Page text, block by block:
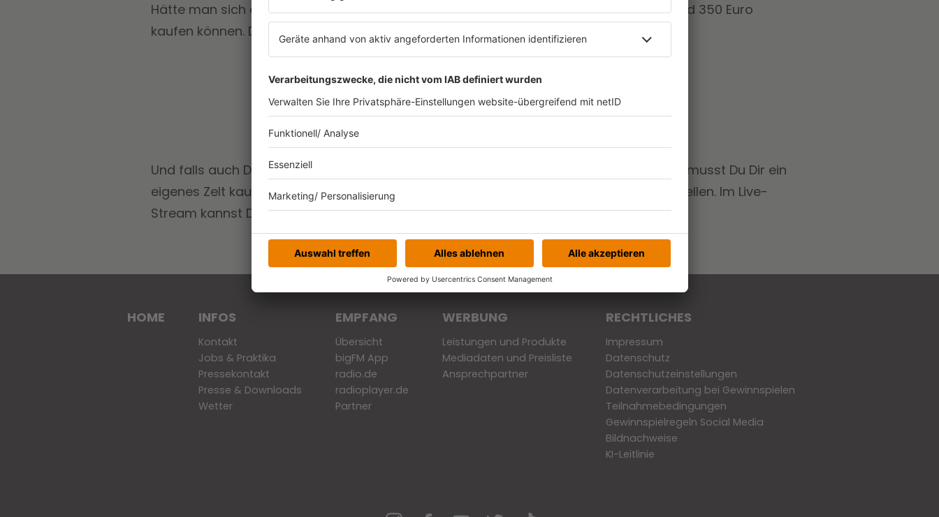
Hätte man sich dies nicht leisten können, hätte man sich auch eine Tageskarte für rund 350 Euro
kaufen können. Doch auch diese waren nach wenigen Stunden restlos ausverkauft.
Und falls auch Du mit dabei sein möchtest, bleibt Dir nur noch eines zu tun: Bis August musst Du Dir ein
eigenes Zelt kaufen und dieses in Deinem Wohnzimmer - oder auch im Garten - aufstellen. Im Live-
Stream kannst Du dann alle Festivalbesucher beneiden …
HOME INFOS
Kontakt
Jobs & Praktika
Pressekontakt
Presse & Downloads
Wetter
EMPFANG
Übersicht
bigFM App
radio.de
radioplayer.de
Partner
WERBUNG
Leistungen und Produkte
Mediadaten und Preisliste
Ansprechpartner
RECHTLICHES
Impressum
Datenschutz
Datenschutzeinstellungen
Datenverarbeitung bei Gewinnspielen
Teilnahmebedingungen
Gewinnspielregeln Social Media
Bildnachweise
KI-Leitlinie